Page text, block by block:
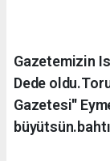
Gazetemizin
Dede
Gazetesi''